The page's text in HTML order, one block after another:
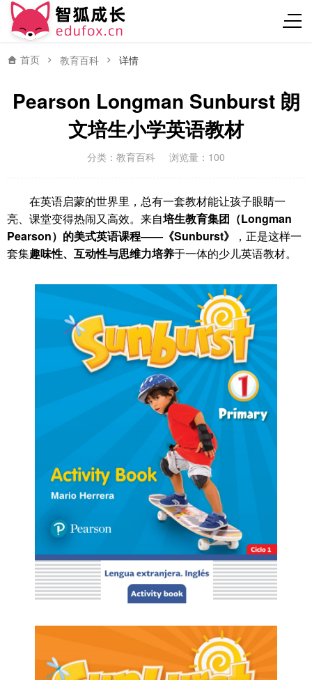
首页 教育百科 详情
Pearson Longman Sunburst 朗
文培生小学英语教材
分类： 教育百科 浏览量：100
在英语启蒙的世界里，总有一套教材能让孩子眼睛一
亮、课堂变得热闹又高效。来自培生教育集团（Longman
Pearson） 的美式英语课程—— 《Sunburst》
，正是这样一
套集趣味性、互动性与思维力培养于一体的少儿英语教材。